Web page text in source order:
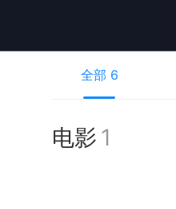
全部 6
电影 1